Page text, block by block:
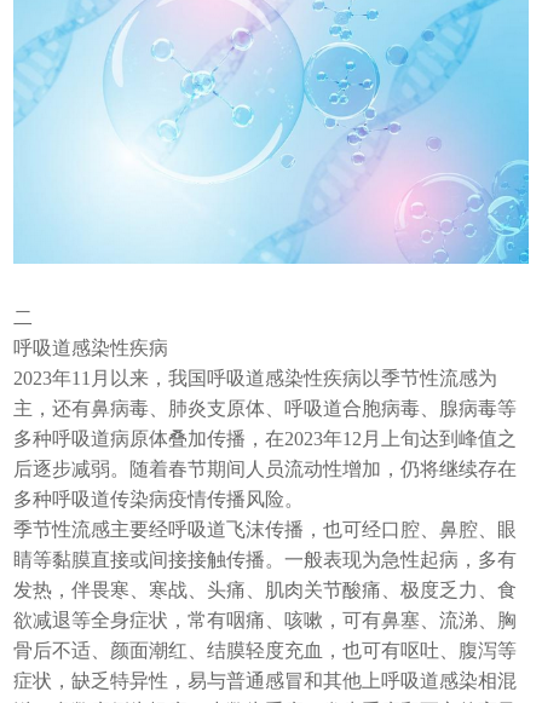
二
呼吸道感染性疾病
2023年11月以来，我国呼吸道感染性疾病以季节性流感为
主，还有鼻病毒、肺炎支原体、呼吸道合胞病毒、腺病毒等
多种呼吸道病原体叠加传播，在2023年12月上旬达到峰值之
后逐步减弱。随着春节期间人员流动性增加，仍将继续存在
多种呼吸道传染病疫情传播风险。
季节性流感主要经呼吸道飞沫传播，也可经口腔、鼻腔、眼
睛等黏膜直接或间接接触传播。一般表现为急性起病，多有
发热，伴畏寒、寒战、头痛、肌肉关节酸痛、极度乏力、食
欲减退等全身症状，常有咽痛、咳嗽，可有鼻塞、流涕、胸
骨后不适、颜面潮红、结膜轻度充血，也可有呕吐、腹泻等
症状，缺乏特异性，易与普通感冒和其他上呼吸道感染相混